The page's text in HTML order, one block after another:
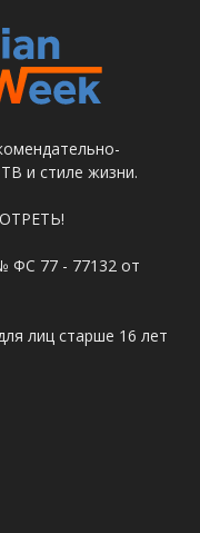
и стиле жизни.
ФС 77 - 77132 от
лиц старше 16 лет